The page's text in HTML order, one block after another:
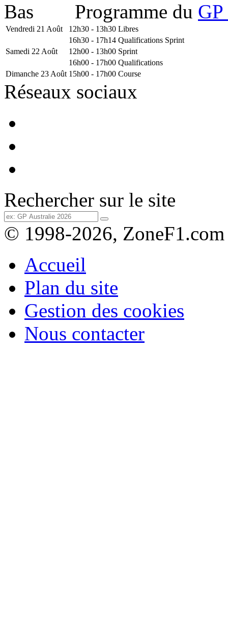
Programme du
Vendredi 21 Août 12h30 - 13h30 Libres
16h30 - 17h14 Qualifications Sprint
Samedi 22 Août
12h00 - 13h00 Sprint
16h00 - 17h00 Qualifications
Dimanche 23 Août 15h00 - 17h00 Course
Réseaux sociaux
Rechercher sur le site
© 1998-2026, ZoneF1.com
Accueil
Plan du site
Gestion des cookies
Nous contacter